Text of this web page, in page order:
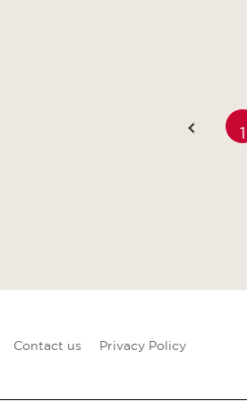
1
Contact us Privacy Policy